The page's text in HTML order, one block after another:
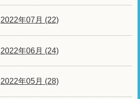
2022年07月 (22)
2022年06月 (24)
2022年05月 (28)